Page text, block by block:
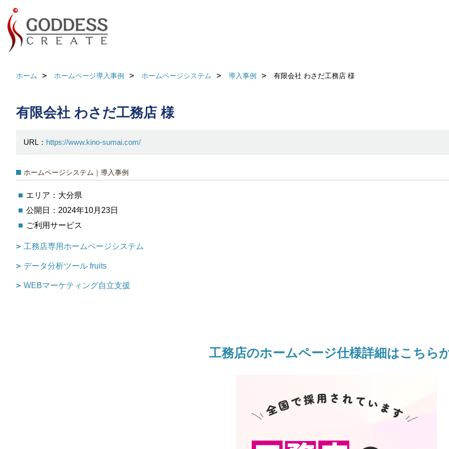
ホーム ホームページ導入事例 ホームページシステム 導入事例 有限会社 わさだ工務店 様
有限会社 わさだ工務店 様
URL： https://www.kino-sumai.com/
ホームページシステム｜導入事例
エリア：大分県
公開日：2024年10月23日
ご利用サービス
工務店専用ホームページシステム
データ分析ツール fruits
WEBマーケティング自立支援
工務店のホームページ仕様詳細はこちら